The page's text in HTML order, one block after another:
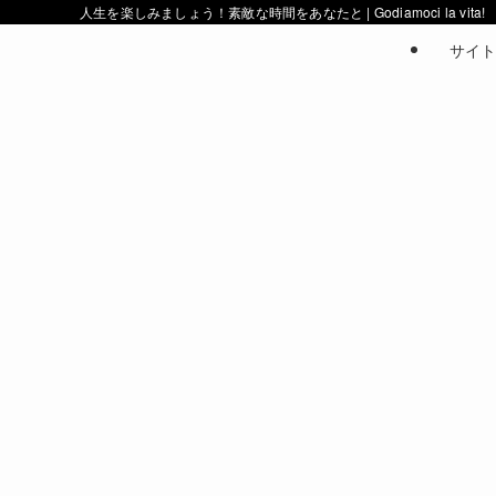
人生を楽しみましょう！素敵な時間をあなたと | Godiamoci la vita!
サイ